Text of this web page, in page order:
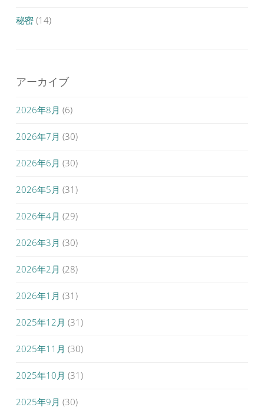
秘密 (14)
アーカイブ
2026年8月 (6)
2026年7月 (30)
2026年6月 (30)
2026年5月 (31)
2026年4月 (29)
2026年3月 (30)
2026年2月 (28)
2026年1月 (31)
2025年12月 (31)
2025年11月 (30)
2025年10月 (31)
2025年9月 (30)